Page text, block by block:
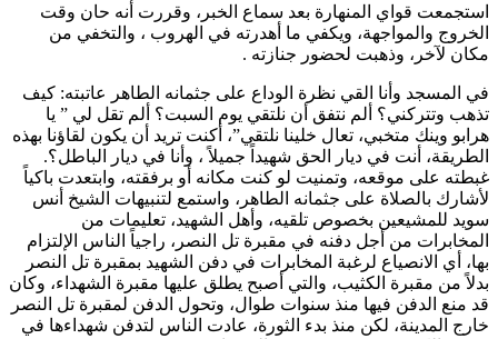
استجمعت قواي المنهارة بعد سماع الخبر، وقررت أنه حان وقت
الخروج والمواجهة، ويكفي ما أهدرته في الهروب ، والتخفي من
مكان لآخر، وذهبت لحضور جنازته .
في المسجد وأنا القي نظرة الوداع على جثمانه الطاهر عاتبته: كيف
تذهب وتتركني؟ ألم نتفق أن نلتقي يوم السبت؟ ألم تقل لي ” يا
هرابو وينك متخبي، تعال خلينا نلتقي”، أكنت تريد أن يكون لقاؤنا بهذه
الطريقة، أنت في ديار الحق شهيداً جميلاً ، وأنا في ديار الباطل؟.
غبطته على موقعه، وتمنيت لو كنت مكانه أو برفقته، وابتعدت باكياً
لأشارك بالصلاة على جثمانه الطاهر، واستمع لتنبيهات الشيخ أنس
سويد للمشيعين بخصوص تلقيه، وأهل الشهيد، تعليمات من
المخابرات من أجل دفنه في مقبرة تل النصر، راجياً الناس الإلتزام
بها، أي الانصياع لرغبة المخابرات في دفن الشهيد بمقبرة تل النصر
بدلاً من مقبرة الكثيب، والتي أصبح يطلق عليها مقبرة الشهداء، وكان
قد منع الدفن فيها منذ سنوات طوال، وتحول الدفن لمقبرة تل النصر
خارج المدينة، لكن منذ بدء الثورة، عادت الناس لتدفن شهداءها في